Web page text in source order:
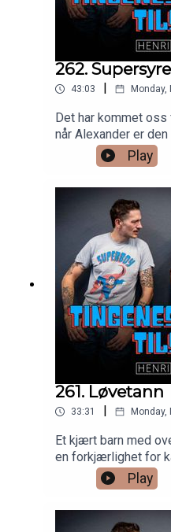
262.
43:03 Monday,
Det har kommet
når Alexander er
dumme. Klarer
med
Play
261. Løvetann
33:31 Monday,
Et kjært barn med
en forkjærlighet for
blant kaniner og
oppheng fra
løvetann, og mye
som fyller 25 år i år.
Play